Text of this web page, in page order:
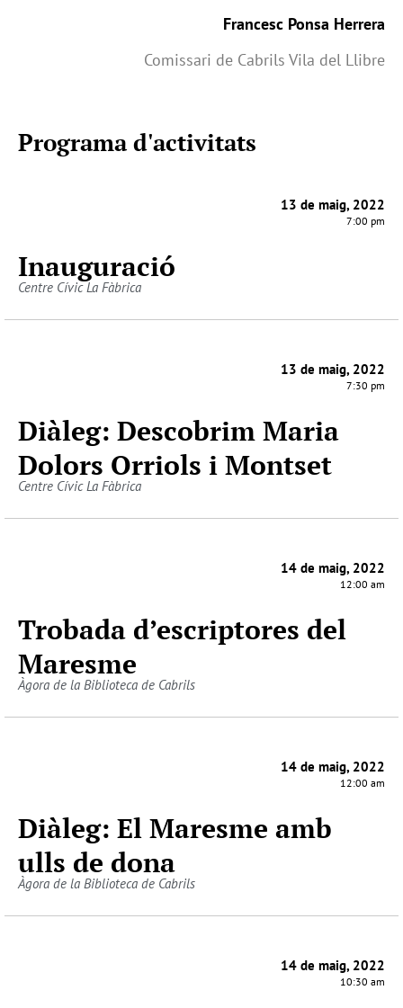
Francesc Ponsa Herrera
Comissari de Cabrils Vila del Llibre
Programa d'activitats
13 de maig, 2022
7:00 pm
Inauguració
Centre Cívic La Fàbrica
13 de maig, 2022
7:30 pm
Diàleg: Descobrim Maria
Dolors Orriols i Montset
Centre Cívic La Fàbrica
14 de maig, 2022
12:00 am
Trobada d’escriptores del
Maresme
Àgora de la Biblioteca de Cabrils
14 de maig, 2022
12:00 am
Diàleg: El Maresme amb
ulls de dona
Àgora de la Biblioteca de Cabrils
14 de maig, 2022
10:30 am